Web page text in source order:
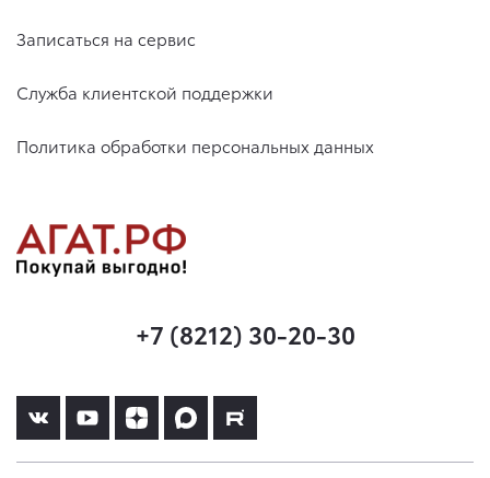
Записаться на сервис
Служба клиентской поддержки
Политика обработки персональных данных
+7 (8212) 30-20-30